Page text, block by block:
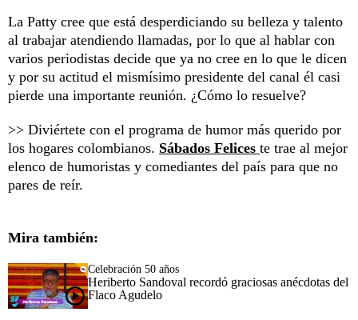
La Patty cree que está desperdiciando su belleza y talento
al trabajar atendiendo llamadas, por lo que al hablar con
varios periodistas decide que ya no cree en lo que le dicen
y por su actitud el mismísimo presidente del canal él casi
pierde una importante reunión. ¿Cómo lo resuelve?
>> Diviértete con el programa de humor más querido por
los hogares colombianos. Sábados Felices te trae al mejor
elenco de humoristas y comediantes del país para que no
pares de reír.
Mira también:
Celebración 50 años
Heriberto Sandoval recordó graciosas anécdotas del
Flaco Agudelo